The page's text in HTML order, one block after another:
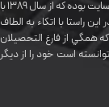
محصولات اینترنتی، خدمات طراحی، بهینه سازی و پشتیبانی وب سایت بوده که از سال 1389 با
راستا با اتکاء به الطاف
همگي از فارغ التحصیلان
است خود را از دیگر